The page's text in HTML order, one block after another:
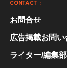
CONTACT :
お問合せ
広告掲載お問い
ライター/編集